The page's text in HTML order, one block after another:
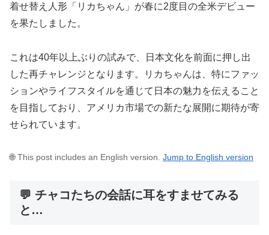
着せ替え人形「リカちゃん」が春に2度目の全米デビュー
を果たしました。
これは40年以上ぶりの試みで、日本文化を前面に押し出
した再チャレンジとなります。リカちゃんは、特にファッ
ションやライフスタイルを通じて日本の魅力を伝えること
を目指しており、アメリカ市場での新たな展開に期待が寄
せられています。
🌐 This post includes an English version. Jump to English version
💬 チャコたちの会話に耳をすませてみる
と…